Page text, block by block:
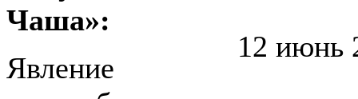
Чаша»:
Явление
12 июнь